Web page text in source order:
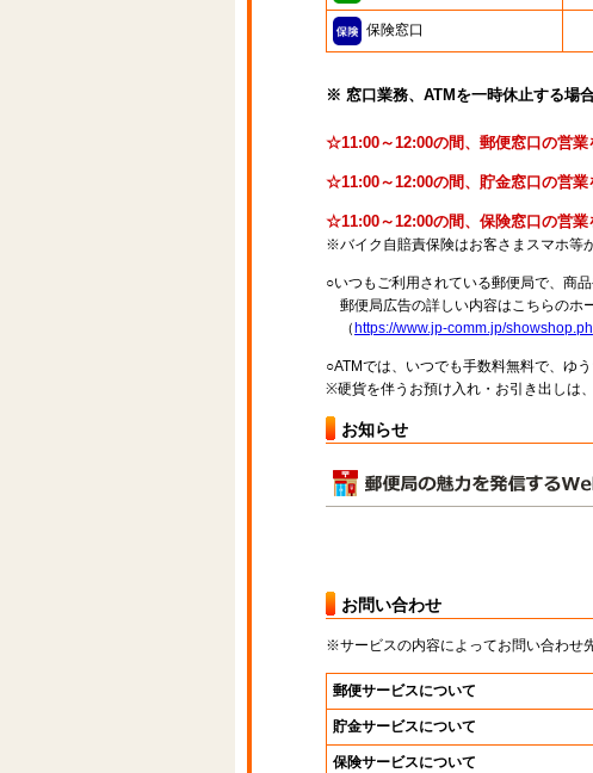
保険窓口
※ 窓口業務、ATMを一時休止する場合
☆11:00～12:00の間、郵便窓口の営業
☆11:00～12:00の間、貯金窓口の営業
☆11:00～12:00の間、保険窓口の営業
※バイク自賠責保険はお客さまスマホ等
○いつもご利用されている郵便局で、商
郵便局広告の詳しい内容はこちらのホ
（ https://www.jp-comm.jp/
○ATMでは、いつでも手数料無料で、ゆ
※硬貨を伴うお預け入れ・お引き出しは
お知らせ
お問い合わせ
※サービスの内容によってお問い合わせ
郵便サービスについて
貯金サービスについて
保険サービスについて